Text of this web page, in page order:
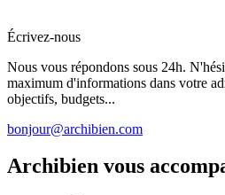
Écrivez-nous
Nous vous répondons sous 24h.
maximum d'informations dans votre
objectifs, budgets...
bonjour@archibien.com
Archibien vous